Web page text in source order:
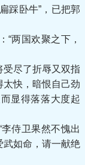
踩卧牛”，已把郭
两国欢聚之下，
尽了折辱又双指
快，暗恨自己劲
显得落落大度起
侍卫果然不愧出
武如命，请一献绝